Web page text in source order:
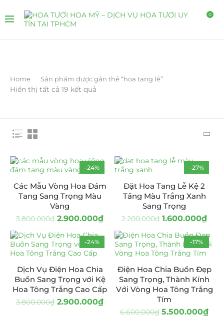
0
Home Sản phẩm được gắn thẻ “hoa tang lễ”
Hiển thị tất cả 19 kết quả
-24%
Các Mẫu Vòng Hoa Đám
Tang Sang Trọng Màu
Vàng
3.800.000₫ 2.900.000₫
-27%
Đặt Hoa Tang Lễ Kệ 2
Tầng Màu Trắng Xanh
Sang Trọng
2.200.000₫ 1.600.000₫
-24%
Dịch Vụ Điện Hoa Chia
Buồn Sang Trọng với Kệ
Hoa Tông Trắng Cao Cấp
3.800.000₫ 2.900.000₫
-17%
Điện Hoa Chia Buồn Đẹp
Sang Trọng, Thành Kính
Với Vòng Hoa Tông Trắng
Tím
6.600.000₫ 5.500.000₫